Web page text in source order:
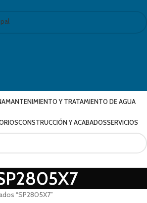
MANTENIMIENTO Y TRATAMIENTO DE AGUA
CONSTRUCCIÓN Y ACABADOSSERVICIOS
“SP2805X7”